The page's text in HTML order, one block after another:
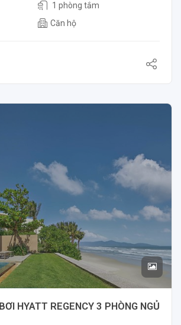
1 phòng tắm
Căn hộ
HYATT REGENCY 3 PHÒNG NGỦ